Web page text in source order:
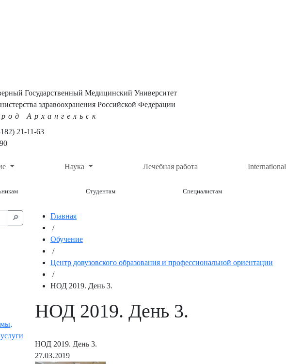
Государственный Медицинский Университет
здравоохранения Российской Федерации
Архангельск
21-11-63
Наука Лечебная работа International
Студентам Специалистам
🔎︎
Главная
/
Обучение
/
Центр довузовского образования и профессиональной ориентации
/
НОД 2019. День 3.
НОД 2019. День 3.
НОД 2019. День 3.
27.03.2019